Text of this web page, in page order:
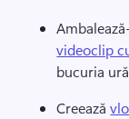
videoclip
bucuria
Creează